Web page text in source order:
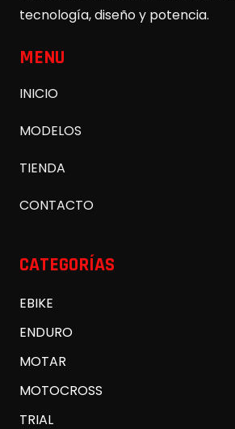
tecnología, diseño y potencia.
MENU
INICIO
MODELOS
TIENDA
CONTACTO
CATEGORÍAS
EBIKE
ENDURO
MOTAR
MOTOCROSS
TRIAL